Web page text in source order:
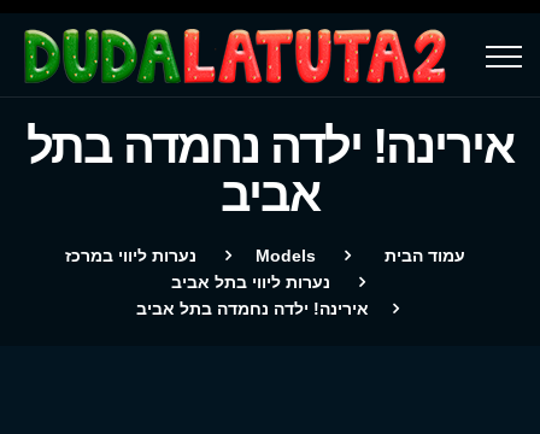
אירינה! ילדה נחמדה בתל
אביב
עמוד הבית Models
נערות ליווי במרכז
נערות ליווי בתל אביב
אירינה! ילדה נחמדה בתל אביב